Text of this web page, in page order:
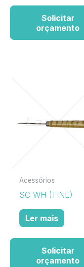
Solicitar
orçamento
Acessórios
SC-WH (FINE)
Ler mais
Solicitar
orçamento